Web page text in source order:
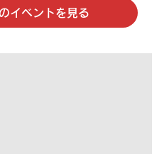
イベントを見る